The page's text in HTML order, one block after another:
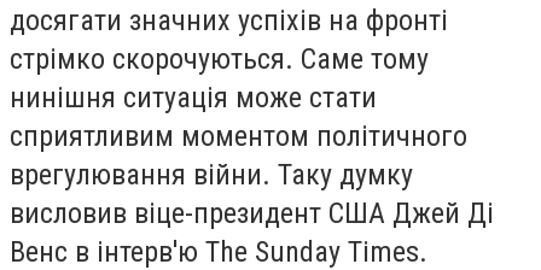
досягати значних успіхів на фронті
стрімко скорочуються. Саме тому
нинішня ситуація може стати
сприятливим моментом політичного
врегулювання війни. Таку думку
висловив віце-президент США Джей Ді
Венс в інтерв'ю The Sunday Times.